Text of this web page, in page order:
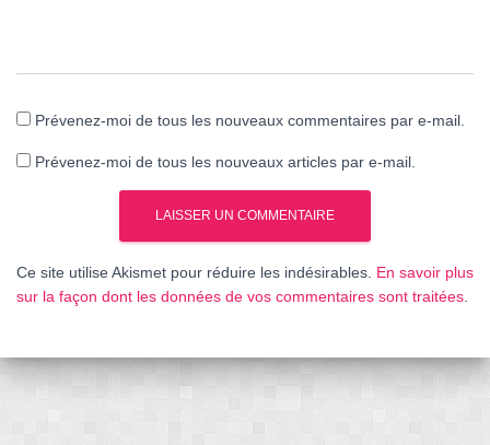
Prévenez-moi de tous les nouveaux commentaires par e-mail.
Prévenez-moi de tous les nouveaux articles par e-mail.
Ce site utilise Akismet pour réduire les indésirables. En savoir plus
sur la façon dont les données de vos commentaires sont traitées